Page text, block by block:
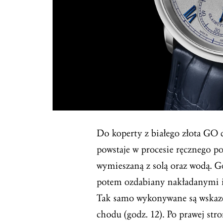
Do koperty z białego złota GO
powstaje w procesie ręcznego
wymieszaną z solą oraz wodą.
potem ozdabiany
Tak samo wykonywane są
chodu (godz. 12). Po prawej